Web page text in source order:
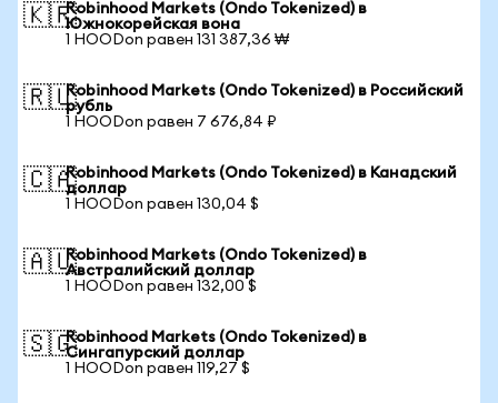
🇰🇷Robinhood Markets (Ondo Tokenized) в
Южнокорейская вона
1 HOODon равен 131 387,36 ₩
🇷🇺Robinhood Markets (Ondo Tokenized) в Российский
рубль
1 HOODon равен 7 676,84 ₽
🇨🇦Robinhood Markets (Ondo Tokenized) в Канадский
доллар
1 HOODon равен 130,04 $
🇦🇺Robinhood Markets (Ondo Tokenized) в
Австралийский доллар
1 HOODon равен 132,00 $
🇸🇬Robinhood Markets (Ondo Tokenized) в
Сингапурский доллар
1 HOODon равен 119,27 $